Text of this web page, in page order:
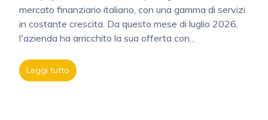
mercato finanziario italiano, con una gamma di servizi
in costante crescita. Da questo mese di luglio 2026,
l'azienda ha arricchito la sua offerta con...
Leggi tutto